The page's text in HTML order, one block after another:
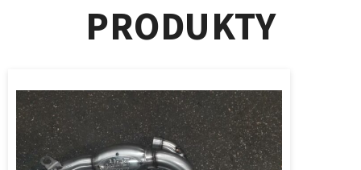
PRODUKTY